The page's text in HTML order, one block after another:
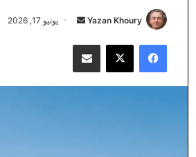
Yazan Khoury
أرسل يونيو 17, 2026
فيسبوك ‫X مشاركة عبر البريد